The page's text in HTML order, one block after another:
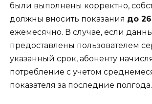
были выполнены корректно,
должны вносить показания до
ежемесячно. В случае, если
предоставлены пользователем
указанный срок, абоненту
потребление с учетом
показателя за последние полгода.